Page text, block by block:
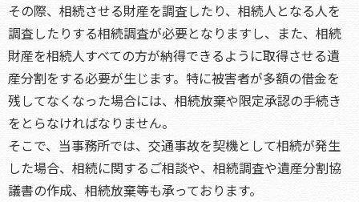
その際、相続させる財産を調査したり、相続人となる人を
調査したりする相続調査が必要となりますし、また、相続
財産を相続人すべての方が納得できるように取得させる遺
産分割をする必要が生じます。特に被害者が多額の借金を
残してなくなった場合には、相続放棄や限定承認の手続き
をとらなければなりません。
そこで、当事務所では、交通事故を契機として相続が発生
した場合、相続に関するご相談や、相続調査や遺産分割協
議書の作成、相続放棄等も承っております。